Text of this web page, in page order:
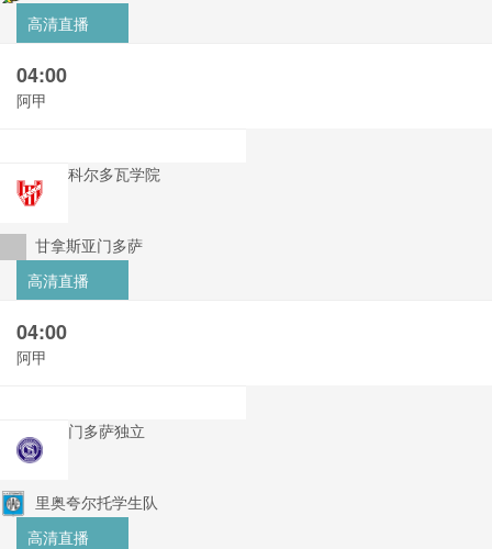
高清直播
04:00
阿甲
科尔多瓦学院
甘拿斯亚门多萨
高清直播
04:00
阿甲
门多萨独立
里奥夸尔托学生队
高清直播